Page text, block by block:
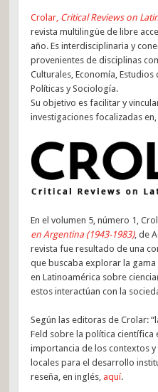
Crolar, Critical Reviews on
revista multilingüe de libre
año. Es interdisciplinaria y
provenientes de disciplinas
Culturales, Economía,
Políticas y Sociología.
Su objetivo es facilitar y
investigaciones focalizadas
En el volumen 5, número 1,
en Argentina (1943-1983), de
revista fue resultado de una
que buscaba explorar la
en Latinoamérica sobre
estos interactúan con la
Según las editoras de Crolar:
Feld sobre la política científica
importancia de los contextos
locales para el desarrollo
reseña, en inglés,aquí.